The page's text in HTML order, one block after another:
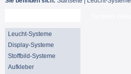
Leucht-Systeme
Display-Systeme
Stoffbild-Systeme
Aufkleber